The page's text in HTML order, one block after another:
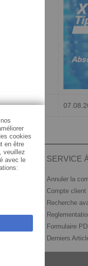
SERVICE
Annuler la
Compte client
Recherche
Formulaire
Derniers
cookies
en être
veuillez
avec le